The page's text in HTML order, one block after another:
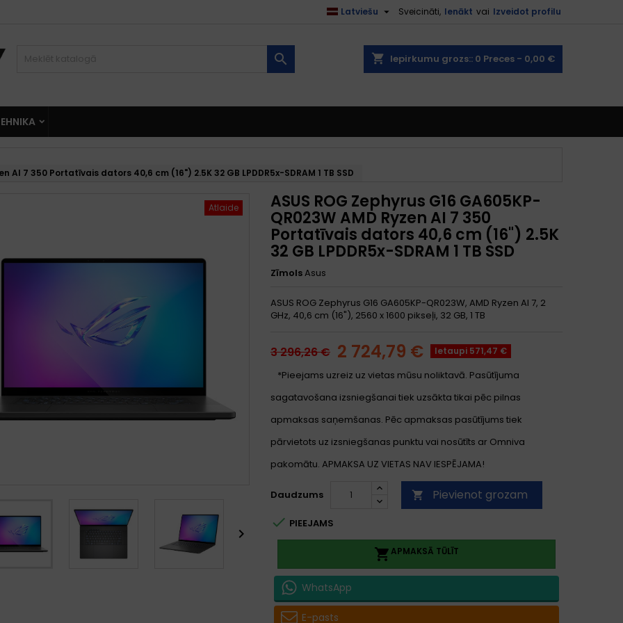
Sveicināti, Ienākt vai Izveidot profilu
Latviešu 
shopping_cart Iepirkumu grozs:: 0 Preces - 0,00 €

AI 7 350 Portatīvais dators 40,6 cm (16") 2.5K 32 GB LPDDR5x-SDRAM 1 TB SSD
Atlaide

ASUS ROG Zephyrus G16 GA605KP-
QR023W AMD Ryzen AI 7 350
Portatīvais dators 40,6 cm (16") 2.5K
32 GB LPDDR5x-SDRAM 1 TB SSD
ZīmolsAsus
ASUS ROG Zephyrus G16 GA605KP-QR023W, AMD Ryzen AI 7, 2
GHz, 40,6 cm (16"), 2560 x 1600 pikseļi, 32 GB, 1 TB
3 296,26 € 2 724,79 € Ietaupi 571,47 €
*Pieejams uzreiz uz vietas mūsu noliktavā. Pasūtījuma
sagatavošana izsniegšanai tiek uzsākta tikai pēc pilnas
apmaksas saņemšanas. Pēc apmaksas pasūtījums tiek
pārvietots uz izsniegšanas punktu vai nosūtīts ar Omniva
pakomātu. APMAKSA UZ VIETAS NAV IESPĒJAMA!
Daudzums  Pievienot grozam
 PIEEJAMS
APMAKSĀ TŪLĪT
WhatsApp
E-pasts